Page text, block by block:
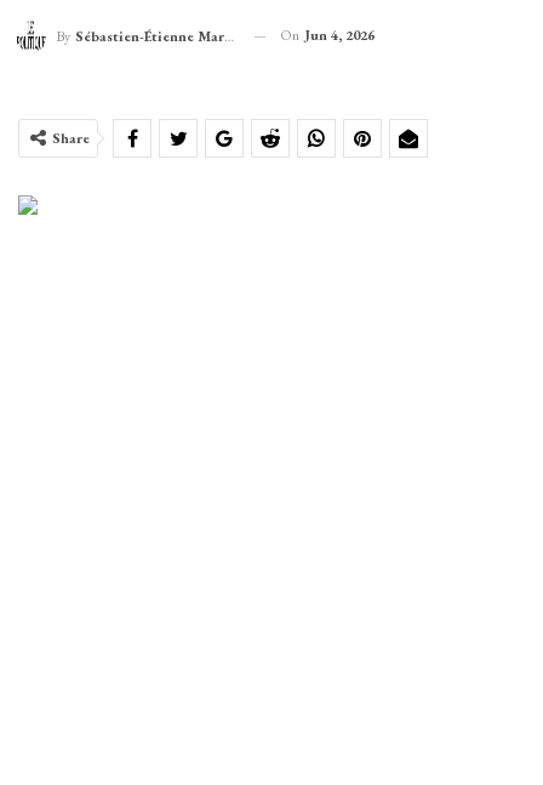
By Sébastien-Étienne Marechal On Jun 4, 2026
Share